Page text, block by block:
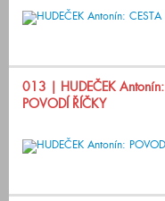
013 | HUDEČEK Antonín:
POVODÍ ŘÍČKY